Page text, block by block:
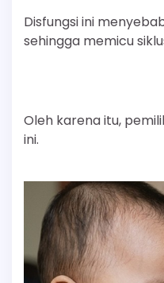
Disfungsi ini
sehingga memicu
Oleh karena itu,
ini.